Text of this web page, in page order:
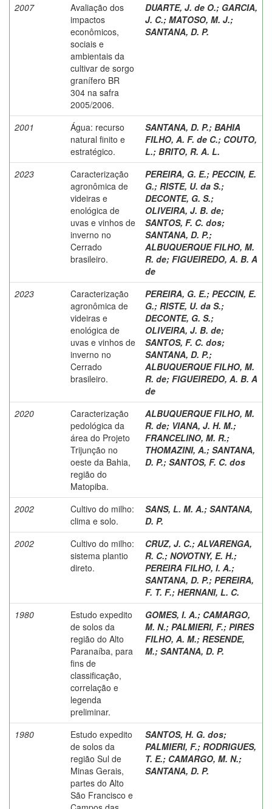
2007
Avaliação dos
impactos
econômicos,
sociais e
ambientais da
cultivar de sorgo
granífero BR
304 na safra
2005/2006.
DUARTE, J. de O.; GARCIA,
J. C.; MATOSO, M. J.;
SANTANA, D. P.
2001
Água: recurso
natural finito e
estratégico.
SANTANA, D. P.; BAHIA
FILHO, A. F. de C.; COUTO,
L.; BRITO, R. A. L.
2023
Caracterização
agronômica de
videiras e
enológica de
uvas e vinhos de
inverno no
Cerrado
brasileiro.
PEREIRA, G. E.; PECCIN, E.
G.; RISTE, U. da S.;
DECONTE, G. S.;
OLIVEIRA, J. B. de;
SANTOS, F. C. dos;
SANTANA, D. P.;
ALBUQUERQUE FILHO, M.
R. de; FIGUEIREDO, A. B. A
de
2023
Caracterização
agronômica de
videiras e
enológica de
uvas e vinhos de
inverno no
Cerrado
brasileiro.
PEREIRA, G. E.; PECCIN, E.
G.; RISTE, U. da S.;
DECONTE, G. S.;
OLIVEIRA, J. B. de;
SANTOS, F. C. dos;
SANTANA, D. P.;
ALBUQUERQUE FILHO, M.
R. de; FIGUEIREDO, A. B. A
de
2020
Caracterização
pedológica da
área do Projeto
Trijunção no
oeste da Bahia,
região do
Matopiba.
ALBUQUERQUE FILHO, M.
R. de; VIANA, J. H. M.;
FRANCELINO, M. R.;
THOMAZINI, A.; SANTANA,
D. P.; SANTOS, F. C. dos
2002
Cultivo do milho:
clima e solo.
SANS, L. M. A.; SANTANA,
D. P.
2002
Cultivo do milho:
sistema plantio
direto.
CRUZ, J. C.; ALVARENGA,
R. C.; NOVOTNY, E. H.;
PEREIRA FILHO, I. A.;
SANTANA, D. P.; PEREIRA,
F. T. F.; HERNANI, L. C.
1980
Estudo expedito
de solos da
região do Alto
Paranaíba, para
fins de
classificação,
correlação e
legenda
preliminar.
GOMES, I. A.; CAMARGO,
M. N.; PALMIERI, F.; PIRES
FILHO, A. M.; RESENDE,
M.; SANTANA, D. P.
1980
Estudo expedito
de solos da
região Sul de
Minas Gerais,
partes do Alto
São Francisco e
SANTOS, H. G. dos;
PALMIERI, F.; RODRIGUES,
T. E.; CAMARGO, M. N.;
SANTANA, D. P.